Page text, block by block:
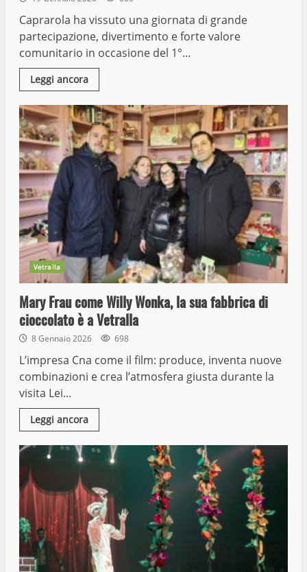
Caprarola ha vissuto una giornata di grande
partecipazione, divertimento e forte valore
comunitario in occasione del 1°...
Leggi ancora
Vetralla
Mary Frau come Willy Wonka, la sua fabbrica di
cioccolato è a Vetralla
8 Gennaio 2026 698
L’impresa Cna come il film: produce, inventa nuove
combinazioni e crea l’atmosfera giusta durante la
visita Lei...
Leggi ancora